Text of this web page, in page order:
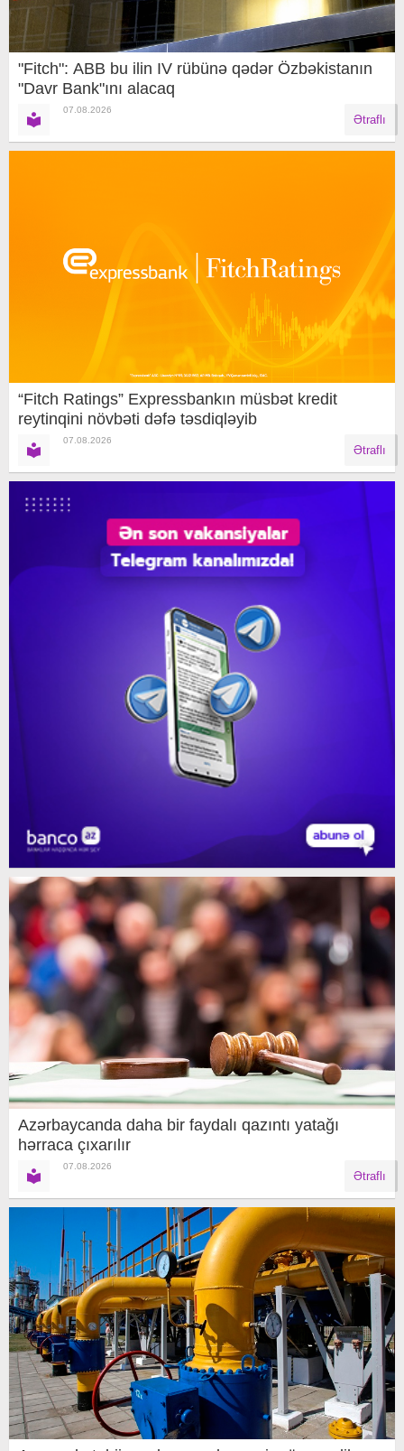
"Fitch": ABB bu ilin IV rübünə qədər Özbəkistanın
"Davr Bank"ını alacaq
07.08.2026
Ətraflı
“Fitch Ratings” Expressbankın müsbət kredit
reytinqini növbəti dəfə təsdiqləyib
07.08.2026
Ətraflı
Azərbaycanda daha bir faydalı qazıntı yatağı
hərraca çıxarılır
07.08.2026
Ətraflı